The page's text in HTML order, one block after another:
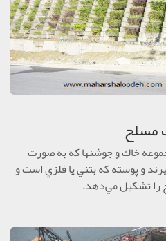
مسلح
خاك و جوشنها كه به صورت
و پوسته كه بتني يا فلزي است و
را تشكيل مي‌دهد.